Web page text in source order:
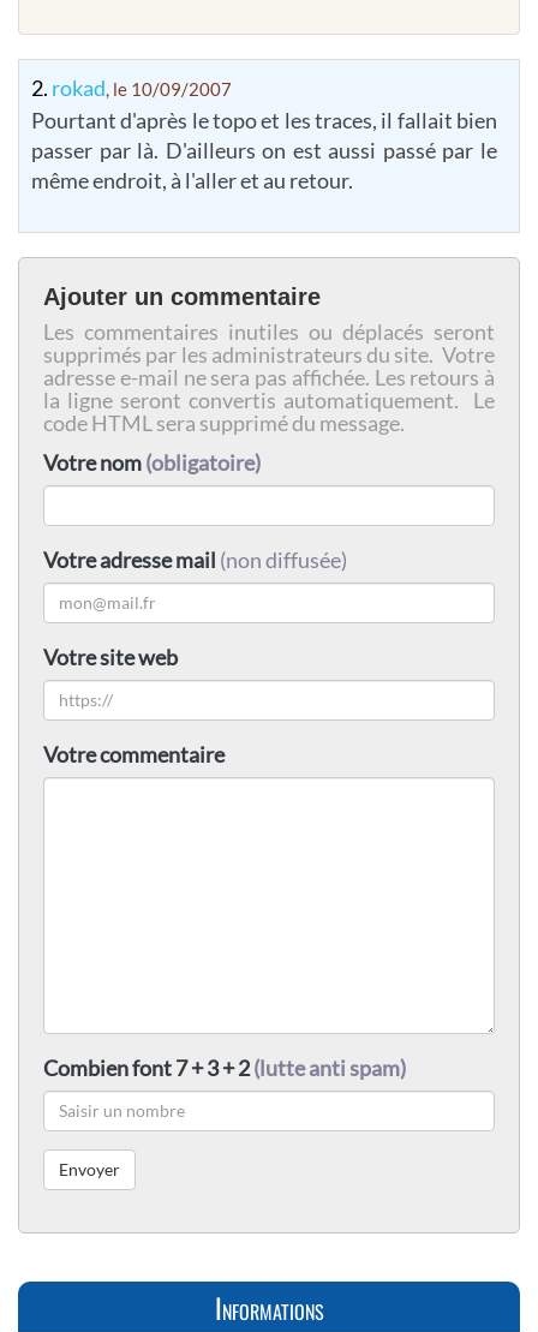
2. rokad, le 10/09/2007
Pourtant d'après le topo et les traces, il fallait bien
passer par là. D'ailleurs on est aussi passé par le
même endroit, à l'aller et au retour.
Ajouter un commentaire
Les commentaires inutiles ou déplacés seront
supprimés par les administrateurs du site. Votre
adresse e-mail ne sera pas affichée. Les retours à
la ligne seront convertis automatiquement. Le
code HTML sera supprimé du message.
Votre nom(obligatoire)
Votre adresse mail (non diffusée)
Votre site web
Votre commentaire
Combien font 7 + 3 + 2(lutte anti spam)
Informations